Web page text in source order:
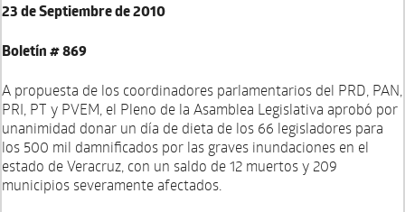
23 de Septiembre de 2010
Boletín # 869
A propuesta de los coordinadores parlamentarios del PRD, PAN,
PRI, PT y PVEM, el Pleno de la Asamblea Legislativa aprobó por
unanimidad donar un día de dieta de los 66 legisladores para
los 500 mil damnificados por las graves inundaciones en el
estado de Veracruz, con un saldo de 12 muertos y 209
municipios severamente afectados.